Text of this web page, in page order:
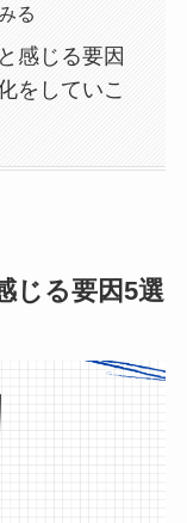
る
感じる要因
をしていこ
じる要因5選